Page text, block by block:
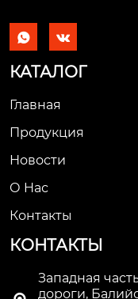
 
КАТАЛОГ
Главная
Продукция
Новости
О Hас
Контакты
КОНТАКТЫ
Западная
дороги,